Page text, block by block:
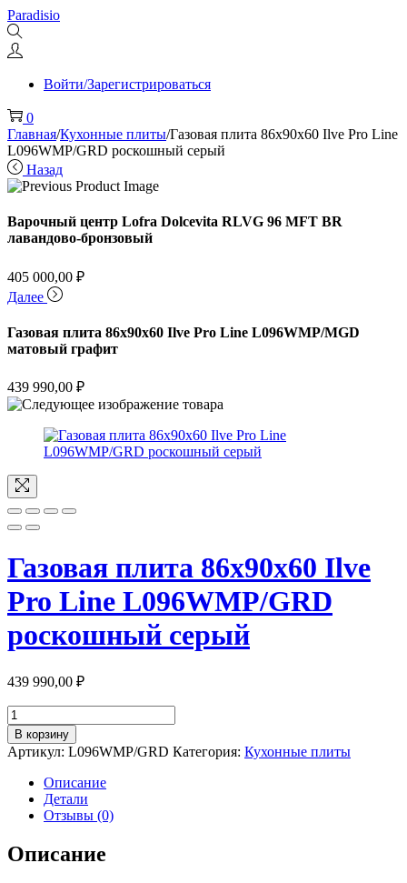
Перейти
к
навигации
Перейти
к
содержимому
Paradisio
Войти/Зарегистрироваться
0
Главная/Кухонные плиты/Газовая плита 86х90х60 Ilve Pro Line
L096WMP/GRD роскошный серый
Назад
Варочный центр Lofra Dolcevita RLVG 96 MFT BR
лавандово-бронзовый
405 000,00 ₽
Далее
Газовая плита 86х90х60 Ilve Pro Line L096WMP/MGD
матовый графит
439 990,00 ₽
Газовая плита 86х90х60 Ilve
Pro Line L096WMP/GRD
роскошный серый
439 990,00 ₽
Количество
товара
Газовая
плита
86х90х60
L096WMP/GRD
роскошный
В корзину
Артикул: L096WMP/GRD Категория: Кухонные плиты
Описание
Детали
Отзывы (0)
Описание